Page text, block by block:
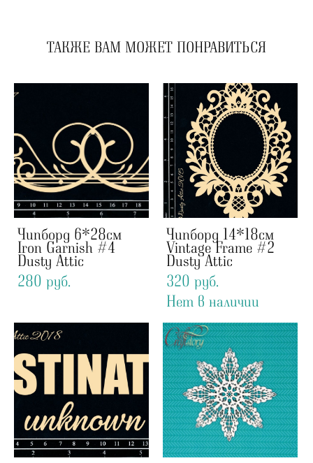
ТАКЖЕ ВАМ МОЖЕТ ПОНРАВИТЬСЯ
Чипборд 6*28см
Iron Garnish #4
Dusty Attic
280 pуб.
Чипборд 14*18см
Vintage Frame #2
Dusty Attic
320 pуб.
Нет в наличии